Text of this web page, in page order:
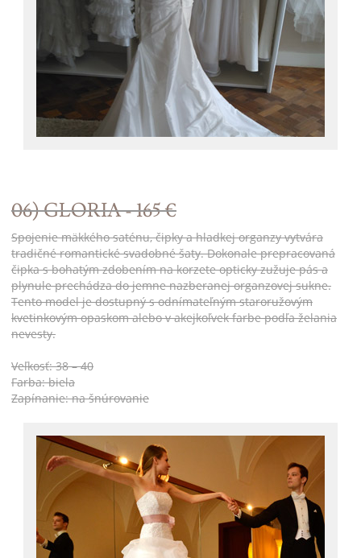
06) GLORIA - 165 €
Spojenie mäkkého saténu, čipky a hladkej organzy vytvára
tradičné romantické svadobné šaty. Dokonale prepracovaná
čipka s bohatým zdobením na korzete opticky zužuje pás a
plynule prechádza do jemne nazberanej organzovej sukne.
Tento model je dostupný s odnímateľným staroružovým
kvetinkovým opaskom alebo v akejkoľvek farbe podľa želania
nevesty.
Veľkosť: 38 – 40
Farba: biela
Zapínanie: na šnúrovanie